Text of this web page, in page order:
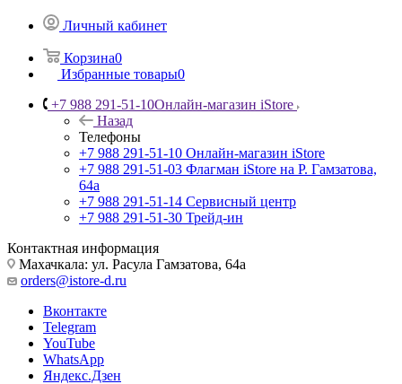
Личный кабинет
Корзина0
Избранные товары0
+7 988 291-51-10Онлайн-магазин iStore
Назад
Телефоны
+7 988 291-51-10 Онлайн-магазин iStore
+7 988 291-51-03 Флагман iStore на Р. Гамзатова,
64а
+7 988 291-51-14 Сервисный центр
+7 988 291-51-30 Трейд-ин
Контактная информация
Махачкала: ул. Расула Гамзатова, 64а
orders@istore-d.ru
Вконтакте
Telegram
YouTube
WhatsApp
Яндекс.Дзен